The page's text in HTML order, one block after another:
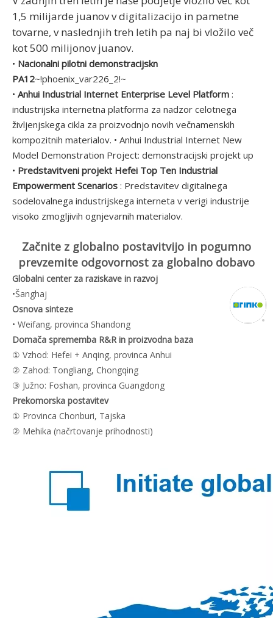
1,5 milijarde juanov v digitalizacijo in pametne
tovarne, v naslednjih treh letih pa naj bi vložilo več
kot 500 milijonov juanov.
• Nacionalni pilotni demonstracijskn
PA12~!phoenix_var226_2!~
• Anhui Industrial Internet Enterprise Level Platform :
industrijska internetna platforma za nadzor celotnega
življenjskega cikla za proizvodnjo novih večnamenskih
kompozitnih materialov. • Anhui Industrial Internet New
Model Demonstration Project: demonstracijski projekt up
• Predstavitveni projekt Hefei Top Ten Industrial
Empowerment Scenarios : Predstavitev digitalnega
sodelovalnega industrijskega interneta v verigi industrije
visoko zmogljivih ognjevarnih materialov.
Začnite z globalno postavitvijo in pogumno
prevzemite odgovornost za globalno dobavo
Globalni center za raziskave in razvoj
•Šanghaj
Osnova sinteze
• Weifang, provinca Shandong
Domača sprememba R&R in proizvodna baza
① Vzhod: Hefei + Anqing, provinca Anhui
② Zahod: Tongliang, Chongqing
③ Južno: Foshan, provinca Guangdong
Prekomorska postavitev
① Provinca Chonburi, Tajska
② Mehika (načrtovanje prihodnosti)